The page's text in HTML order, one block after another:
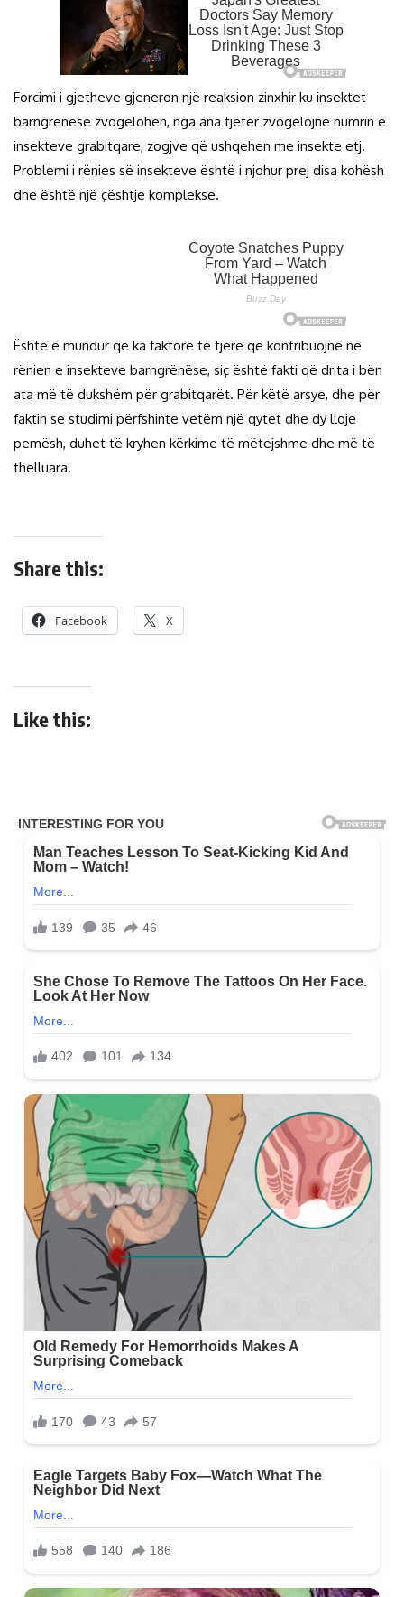
Forcimi i gjetheve gjeneron një reaksion zinxhir ku insektet
barngrënëse zvogëlohen, nga ana tjetër zvogëlojnë numrin e
insekteve grabitqare, zogjve që ushqehen me insekte etj.
Problemi i rënies së insekteve është i njohur prej disa kohësh
dhe është një çështje komplekse.
Është e mundur që ka faktorë të tjerë që kontribuojnë në
rënien e insekteve barngrënëse, siç është fakti që drita i bën
ata më të dukshëm për grabitqarët. Për këtë arsye, dhe për
faktin se studimi përfshinte vetëm një qytet dhe dy lloje
pemësh, duhet të kryhen kërkime të mëtejshme dhe më të
thelluara.
Share this:
Facebook X
Like this: